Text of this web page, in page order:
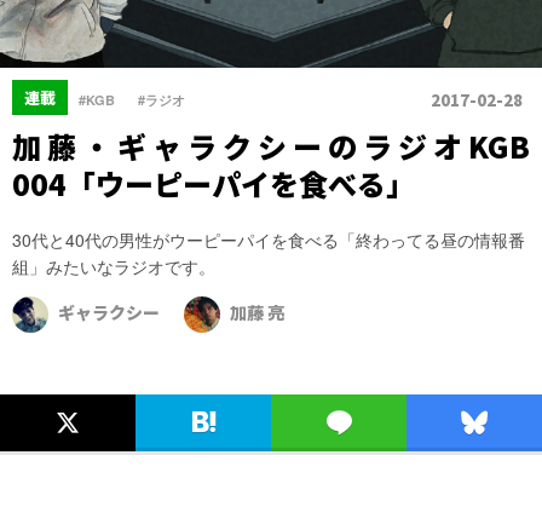
連載 #KGB #ラジオ 2017-02-28
加藤・ギャラクシーのラジオKGB
004「ウーピーパイを食べる」
30代と40代の男性がウーピーパイを食べる「終わってる昼の情報番
組」みたいなラジオです。
ギャラクシー
加藤 亮